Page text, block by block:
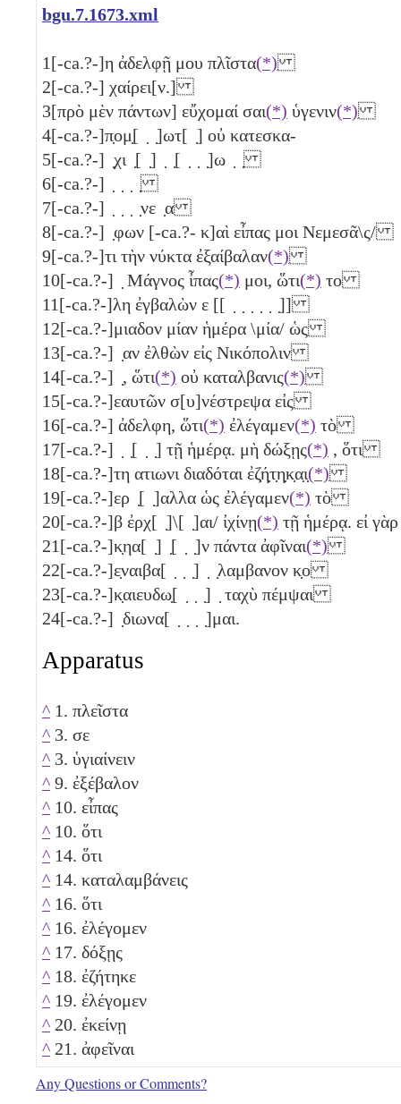
bgu.7.1673.xml
1[-ca.?-]η ἀδελφῇ μου πλῖστα(*)
2[-ca.?-] χαίρει[ν.]
3[πρὸ μὲν πάντων] εὔχομαί σαι(*) ὑγενιν(*)
4[-ca.?-]π̣ομ̣[ ̣ ̣]ωτ[ ̣] οὐ κατεσκα-
5[-ca.?-] ̣χι ̣[ ̣] ̣ ̣[ ̣ ̣ ̣]ω ̣ ̣
6[-ca.?-] ̣ ̣ ̣ ̣
7[-ca.?-] ̣ ̣ ̣ ̣νε ̣α
8[-ca.?-] ̣φων [-ca.?- κ]αὶ εἶπας μοι Νεμεσᾶ\ς/
9[-ca.?-]τι τὴν νύκτα ἐξαίβαλαν(*)
10[-ca.?-] ̣ Μάγνος ἶπας(*) μοι, ὥτι(*) το
11[-ca.?-]λη ἐγβαλὼν ε [[ ̣ ̣ ̣ ̣ ̣ ̣]]
12[-ca.?-]μιαδον μίαν ἡμέρα \μία/ ὡς
13[-ca.?-] ̣αν ἐλθὼν εἰς Νικόπολιν
14[-ca.?-] ̣, ὥτι(*) οὐ καταλβανις(*)
15[-ca.?-]εαυτῶν σ[υ]νέστρεψα εἰς
16[-ca.?-] ἀδελφη, ὥτι(*) ἐλέγαμεν(*) τὸ
17[-ca.?-] ̣ ̣[ ̣ ̣] τῇ ἡμέρᾳ. μὴ δώξῃς(*) , ὅτι
18[-ca.?-]τη ατιωνι διαδόται ἐζ̣ή̣τ̣η̣κ̣α̣ι̣(*)
19[-ca.?-]ερ ̣[ ̣]αλλα ὡς ἐλέγαμεν(*) τὸ
20[-ca.?-]β ἐρχ[ ̣]\[ ̣]αι/ ἰχίνῃ(*) τῇ ἡμέρᾳ. εἰ
21[-ca.?-]κ̣ηα[ ̣] ̣[ ̣ ̣]ν πάντα ἀφῖναι(*)
22[-ca.?-]ε̣ναιβα[ ̣ ̣ ̣] ̣ ̣λαμβανον κ̣ο
23[-ca.?-]κ̣αιευδω̣[ ̣ ̣ ̣] ̣ ταχὺ πέμψαι
24[-ca.?-] ̣διωνα[ ̣ ̣ ̣ ̣]μαι.
Apparatus
^ 1. πλεῖστα
^ 3. σε
^ 3. ὑγιαίνειν
^ 9. ἐξέβαλον
^ 10. εἶπας
^ 10. ὅτι
^ 14. ὅτι
^ 14. καταλαμβάνεις
^ 16. ὅτι
^ 16. ἐλέγομεν
^ 17. δόξῃς
^ 18. ἐζήτηκε
^ 19. ἐλέγομεν
^ 20. ἐκείνῃ
^ 21. ἀφεῖναι
Any Questions or Comments?